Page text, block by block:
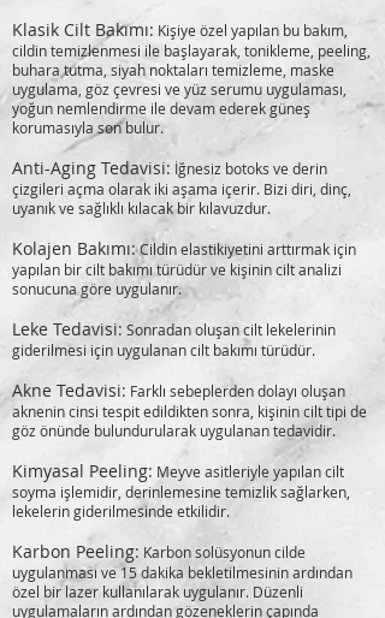
Klasik Cilt Bakımı: Kişiye özel yapılan bu bakım,
cildin temizlenmesi ile başlayarak, tonikleme, peeling,
buhara tutma, siyah noktaları temizleme, maske
uygulama, göz çevresi ve yüz serumu uygulaması,
yoğun nemlendirme ile devam ederek güneş
korumasıyla son bulur.
Anti-Aging Tedavisi: İğnesiz botoks ve derin
çizgileri açma olarak iki aşama içerir. Bizi diri, dinç,
uyanık ve sağlıklı kılacak bir kılavuzdur.
Kolajen Bakımı:Cildin elastikiyetini arttırmak için
yapılan bir cilt bakımı türüdür ve kişinin cilt analizi
sonucuna göre uygulanır.
Leke Tedavisi: Sonradan oluşan cilt lekelerinin
giderilmesi için uygulanan cilt bakımı türüdür.
Akne Tedavisi: Farklı sebeplerden dolayı oluşan
aknenin cinsi tespit edildikten sonra, kişinin cilt tipi de
göz önünde bulundurularak uygulanan tedavidir.
Kimyasal Peeling: Meyve asitleriyle yapılan cilt
soyma işlemidir, derinlemesine temizlik sağlarken,
lekelerin giderilmesinde etkilidir.
Karbon Peeling: Karbon solüsyonun cilde
uygulanması ve 15 dakika bekletilmesinin ardından
özel bir lazer kullanılarak uygulanır. Düzenli
uygulamaların ardından gözeneklerin çapında